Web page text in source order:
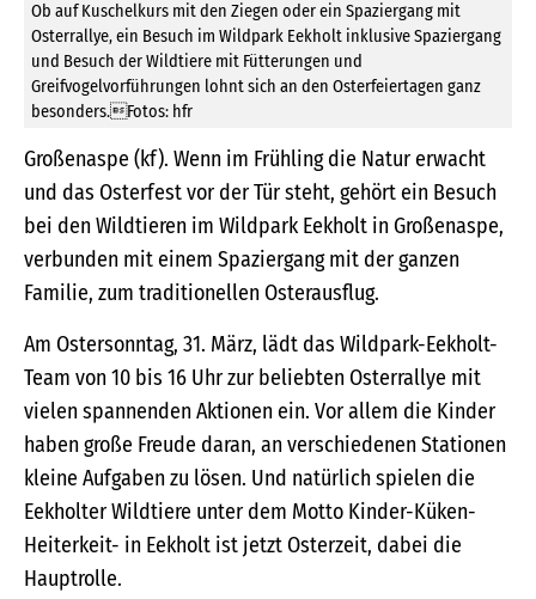
Ob auf Kuschelkurs mit den Ziegen oder ein Spaziergang mit
Osterrallye, ein Besuch im Wildpark Eekholt inklusive Spaziergang
und Besuch der Wildtiere mit Fütterungen und
Greifvogelvorführungen lohnt sich an den Osterfeiertagen ganz
besonders.Fotos: hfr
Großenaspe (kf). Wenn im Frühling die Natur erwacht
und das Osterfest vor der Tür steht, gehört ein Besuch
bei den Wildtieren im Wildpark Eekholt in Großenaspe,
verbunden mit einem Spaziergang mit der ganzen
Familie, zum traditionellen Osterausflug.
Am Ostersonntag, 31. März, lädt das Wildpark-Eekholt-
Team von 10 bis 16 Uhr zur beliebten Osterrallye mit
vielen spannenden Aktionen ein. Vor allem die Kinder
haben große Freude daran, an verschiedenen Stationen
kleine Aufgaben zu lösen. Und natürlich spielen die
Eekholter Wildtiere unter dem Motto Kinder-Küken-
Heiterkeit- in Eekholt ist jetzt Osterzeit, dabei die
Hauptrolle.